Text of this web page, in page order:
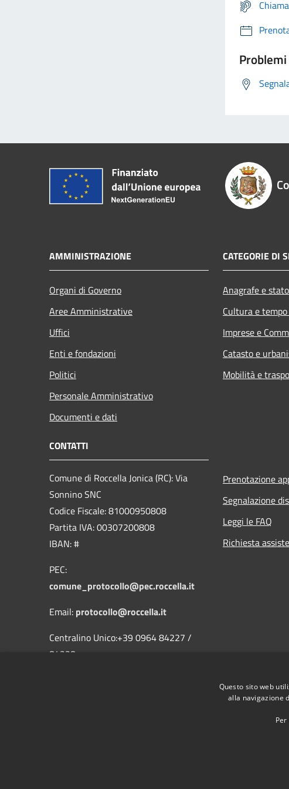
AMMINISTRAZIONE
Organi di Governo
Aree Amministrative
Uffici
Enti e fondazioni
Politici
Personale Amministrativo
Documenti e dati
CATEGORIE DI
Anagrafe e
Cultura e
Imprese e
Catasto e
Mobilità e
CONTATTI
Comune di Roccella Jonica (RC): Via
Sonnino SNC
Codice Fiscale: 81000950808
Partita IVA: 00307200808
IBAN: #
PEC:
comune_protocollo@pec.roccella.it
Email: protocollo@roccella.it
Centralino Unico:+39 0964 84227 /
84228
Prenotazione
Segnalazione
Leggi le FAQ
Richiesta
Questo sito web
alla navigazione